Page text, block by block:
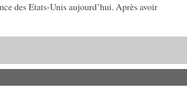
des Etats-Unis aujourd’hui. Après avoir